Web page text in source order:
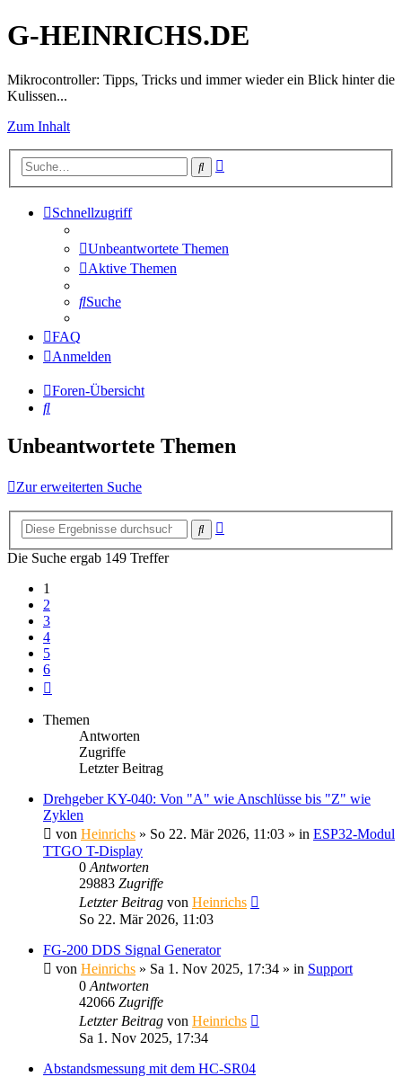
G-HEINRICHS.DE
Mikrocontroller: Tipps, Tricks und immer wieder ein Blick hinter die
Kulissen...
Zum Inhalt
Suche
Schnellzugriff
Unbeantwortete Themen
Aktive Themen
Suche
FAQ
Anmelden
Foren-Übersicht
Suche
Unbeantwortete Themen
Zur erweiterten Suche
Suche
Die Suche ergab 149 Treffer
1
2
3
4
5
6
Themen
Antworten
Zugriffe
Letzter Beitrag
Drehgeber KY-040: Von "A" wie Anschlüsse bis "Z" wie
Zyklen
von Heinrichs » So 22. Mär 2026, 11:03 » in ESP32-Modul
TTGO T-Display
0 Antworten
29883 Zugriffe
Letzter Beitrag von Heinrichs
So 22. Mär 2026, 11:03
FG-200 DDS Signal Generator
von Heinrichs » Sa 1. Nov 2025, 17:34 » in Support
0 Antworten
42066 Zugriffe
Letzter Beitrag von Heinrichs
Sa 1. Nov 2025, 17:34
Abstandsmessung mit dem HC-SR04